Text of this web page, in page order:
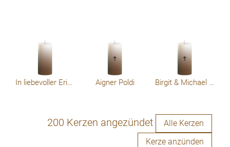
Anteilnahme Hans und Gerti Ebner
In liebevoller Erinnerung Aigner Poldi Birgit & Michael Holzmüller
200 Kerzen angezündet
Alle Kerzen
Kerze anzünden